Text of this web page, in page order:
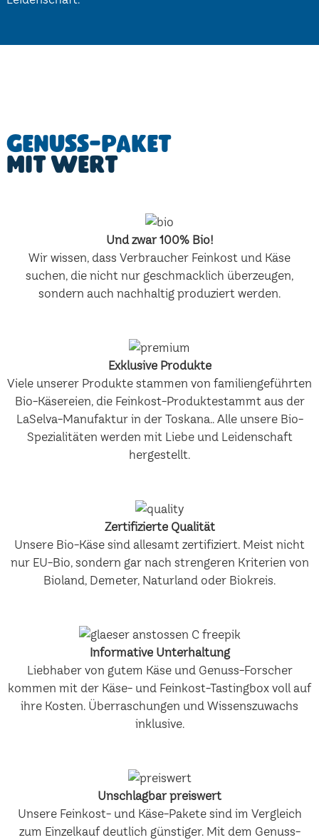
Genuss-Paket
mit Wert
Und zwar 100% Bio!
Wir wissen, dass Verbraucher Feinkost und Käse
suchen, die nicht nur geschmacklich überzeugen,
sondern auch nachhaltig produziert werden.
Exklusive Produkte
Viele unserer Produkte stammen von familiengeführten
Bio-Käsereien, die Feinkost-Produktestammt aus der
LaSelva-Manufaktur in der Toskana.. Alle unsere Bio-
Spezialitäten werden mit Liebe und Leidenschaft
hergestellt.
Zertifizierte Qualität
Unsere Bio-Käse sind allesamt zertifiziert. Meist nicht
nur EU-Bio, sondern gar nach strengeren Kriterien von
Bioland, Demeter, Naturland oder Biokreis.
Informative Unterhaltung
Liebhaber von gutem Käse und Genuss-Forscher
kommen mit der Käse- und Feinkost-Tastingbox voll auf
ihre Kosten. Überraschungen und Wissenszuwachs
inklusive.
Unschlagbar preiswert
Unsere Feinkost- und Käse-Pakete sind im Vergleich
zum Einzelkauf deutlich günstiger. Mit dem Genuss-